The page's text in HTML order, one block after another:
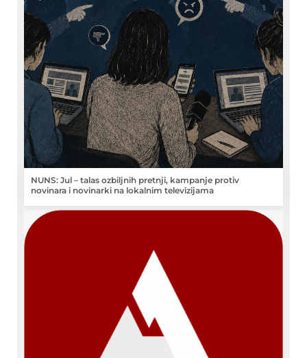
NUNS: Jul – talas ozbiljnih pretnji, kampanje protiv
novinara i novinarki na lokalnim televizijama